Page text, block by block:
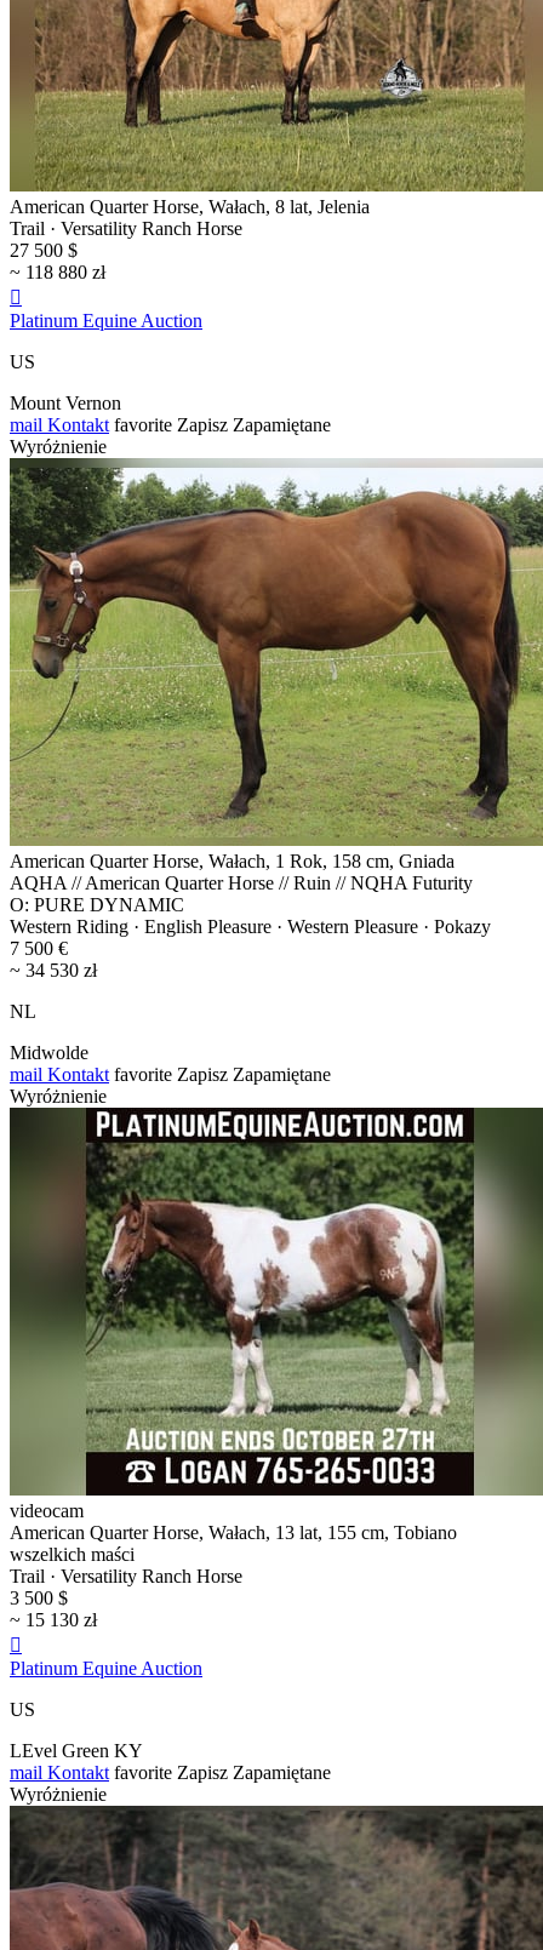
American Quarter Horse, Wałach, 8 lat, Jelenia
Trail · Versatility Ranch Horse
27 500 $
~ 118 880 zł

Platinum Equine Auction
US
Mount Vernon
mail Kontakt favorite Zapisz Zapamiętane
Wyróżnienie
American Quarter Horse, Wałach, 1 Rok, 158 cm, Gniada
AQHA // American Quarter Horse // Ruin // NQHA Futurity
O: PURE DYNAMIC
Western Riding · English Pleasure · Western Pleasure · Pokazy
7 500 €
~ 34 530 zł
NL
Midwolde
mail Kontakt favorite Zapisz Zapamiętane
Wyróżnienie
videocam
American Quarter Horse, Wałach, 13 lat, 155 cm, Tobiano
wszelkich maści
Trail · Versatility Ranch Horse
3 500 $
~ 15 130 zł

Platinum Equine Auction
US
LEvel Green KY
mail Kontakt favorite Zapisz Zapamiętane
Wyróżnienie